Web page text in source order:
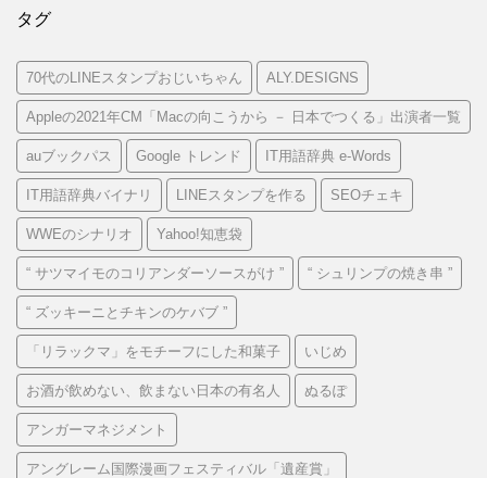
タグ
70代のLINEスタンプおじいちゃん ALY.DESIGNS
Appleの2021年CM「Macの向こうから － 日本でつくる」出演者一覧
auブックパス Google トレンド IT用語辞典 e-Words
IT用語辞典バイナリ LINEスタンプを作る SEOチェキ
WWEのシナリオ Yahoo!知恵袋
“ サツマイモのコリアンダーソースがけ ” “ シュリンプの焼き串 ”
“ ズッキーニとチキンのケバブ ”
「リラックマ」をモチーフにした和菓子 いじめ
お酒が飲めない、飲まない日本の有名人 ぬるぽ
アンガーマネジメント
アングレーム国際漫画フェスティバル「遺産賞」